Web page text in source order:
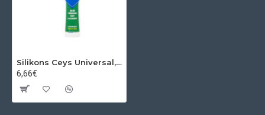
Silikons Ceys Universal, balts, 280 ml
6,66€